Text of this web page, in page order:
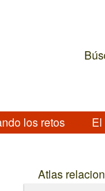
los retos
Atlas